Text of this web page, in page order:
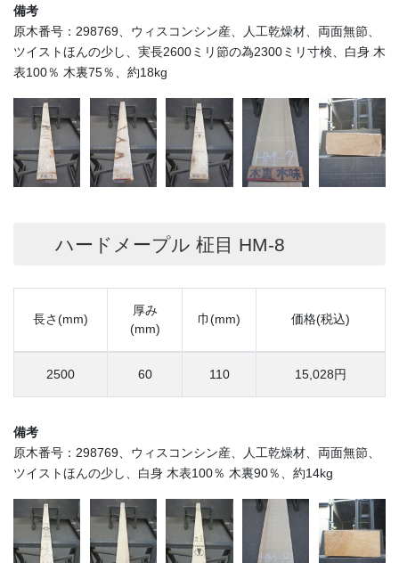
備考
原木番号：298769、ウィスコンシン産、人工乾燥材、両面無節、
ツイストほんの少し、実長2600ミリ節の為2300ミリ寸検、白身 木
表100％ 木裏75％、約18kg
ハードメープル 柾目 HM-8
長さ(mm)
厚み
(mm)
巾(mm) 価格(税込)
2500 60 110 15,028円
備考
原木番号：298769、ウィスコンシン産、人工乾燥材、両面無節、
ツイストほんの少し、白身 木表100％ 木裏90％、約14kg